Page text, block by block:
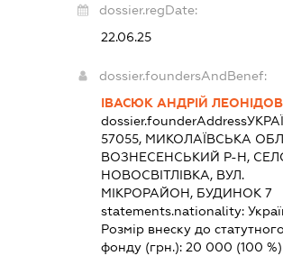
dossier.regDate:
22.06.25
dossier.foundersAndBenef:
ІВАСЮК АНДРІЙ
dossier.founderAddress
57055, МИКОЛАЇВСЬКА
ВОЗНЕСЕНСЬКИЙ Р-Н,
НОВОСВІТЛІВКА, ВУЛ.
МІКРОРАЙОН, БУДИНОК 7
statements.nationality:
Розмір внеску до статутного
фонду (грн.): 20 000 (100 %)